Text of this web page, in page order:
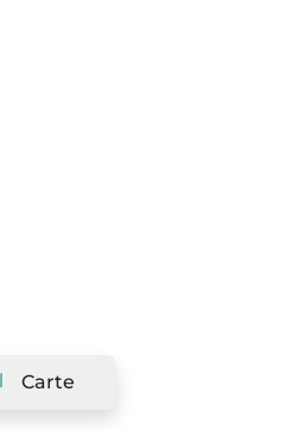
Carte